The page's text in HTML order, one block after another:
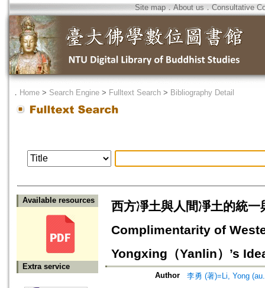
Site map．About us ． Consultative
． Home > Search Engine > Fulltext Search > Bibliography Detail
Available resources
Extra service
西方凈土與人間凈土的統
Complimentarity of
Yongxing（Yanlin）’s
Author
李勇 (著)=Li, Yong